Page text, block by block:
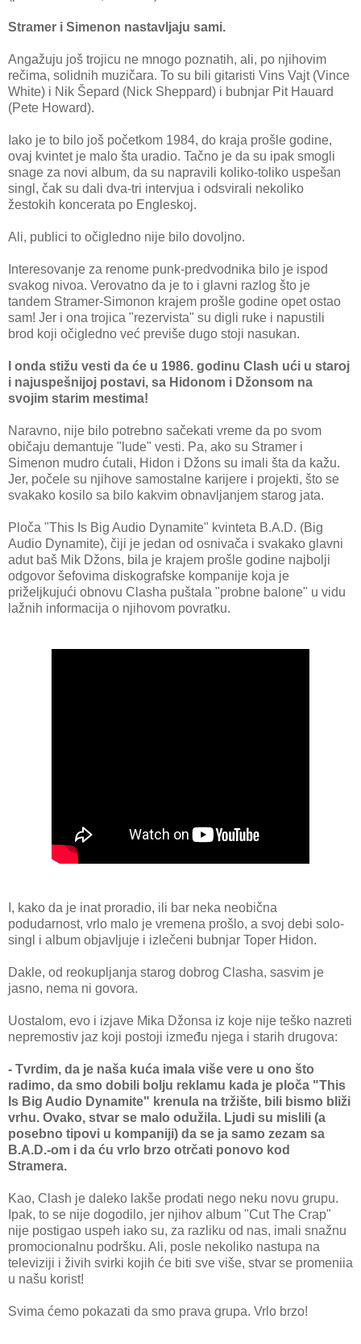
Stramer i Simenon nastavljaju sami.
Angažuju još trojicu ne mnogo poznatih, ali, po njihovim
rečima, solidnih muzičara. To su bili gitaristi Vins Vajt (Vince
White) i Nik Šepard (Nick Sheppard) i bubnjar Pit Hauard
(Pete Howard).
Iako je to bilo još početkom 1984, do kraja prošle godine,
ovaj kvintet je malo šta uradio. Tačno je da su ipak smogli
snage za novi album, da su napravili koliko-toliko uspešan
singl, čak su dali dva-tri intervjua i odsvirali nekoliko
žestokih koncerata po Engleskoj.
Ali, publici to očigledno nije bilo dovoljno.
Interesovanje za renome punk-predvodnika bilo je ispod
svakog nivoa. Verovatno da je to i glavni razlog što je
tandem Stramer-Simonon krajem prošle godine opet ostao
sam! Jer i ona trojica "rezervista" su digli ruke i napustili
brod koji očigledno već previše dugo stoji nasukan.
I onda stižu vesti da će u 1986. godinu Clash ući u staroj
i najuspešnijoj postavi, sa Hidonom i Džonsom na
svojim starim mestima!
Naravno, nije bilo potrebno sačekati vreme da po svom
običaju demantuje "lude" vesti. Pa, ako su Stramer i
Simenon mudro ćutali, Hidon i Džons su imali šta da kažu.
Jer, počele su njihove samostalne karijere i projekti, što se
svakako kosilo sa bilo kakvim obnavljanjem starog jata.
Ploča "This Is Big Audio Dynamite" kvinteta B.A.D. (Big
Audio Dynamite), čiji je jedan od osnivača i svakako glavni
adut baš Mik Džons, bila je krajem prošle godine najbolji
odgovor šefovima diskografske kompanije koja je
priželjkujući obnovu Clasha puštala "probne balone" u vidu
lažnih informacija o njihovom povratku.
I, kako da je inat proradio, ili bar neka neobična
podudarnost, vrlo malo je vremena prošlo, a svoj debi solo-
singl i album objavljuje i izlečeni bubnjar Toper Hidon.
Dakle, od reokupljanja starog dobrog Clasha, sasvim je
jasno, nema ni govora.
Uostalom, evo i izjave Mika Džonsa iz koje nije teško nazreti
nepremostiv jaz koji postoji između njega i starih drugova:
- Tvrdim, da je naša kuća imala više vere u ono što
radimo, da smo dobili bolju reklamu kada je ploča "This
Is Big Audio Dynamite" krenula na tržište, bili bismo bliži
vrhu. Ovako, stvar se malo odužila. Ljudi su mislili (a
posebno tipovi u kompaniji) da se ja samo zezam sa
B.A.D.-om i da ću vrlo brzo otrčati ponovo kod
Stramera.
Kao, Clash je daleko lakše prodati nego neku novu grupu.
Ipak, to se nije dogodilo, jer njihov album "Cut The Crap"
nije postigao uspeh iako su, za razliku od nas, imali snažnu
promocionalnu podršku. Ali, posle nekoliko nastupa na
televiziji i živih svirki kojih će biti sve više, stvar se promeniia
u našu korist!
Svima ćemo pokazati da smo prava grupa. Vrlo brzo!